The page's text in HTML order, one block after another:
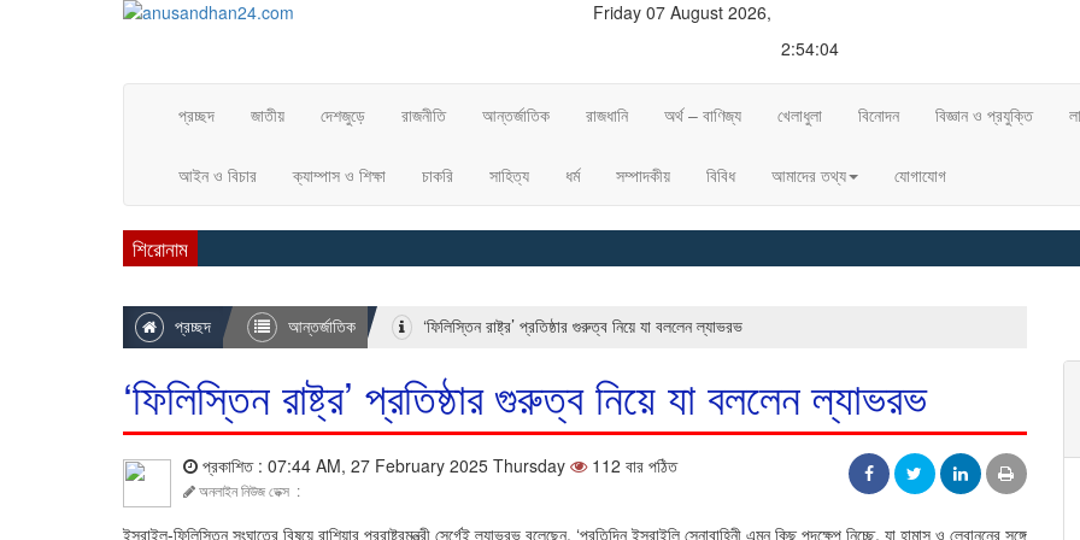
Friday 07 August 2026,
2:54:05
প্রচ্ছদ জাতীয় দেশজুড়ে রাজনীতি আন্তর্জাতিক রাজধানি অর্থ – বাণিজ্য খেলাধুলা বিনোদন বিজ্ঞান ও প্রযুক্তি
আইন ও বিচার ক্যাম্পাস ও শিক্ষা চাকরি সাহিত্য ধর্ম সম্পাদকীয় বিবিধ আমাদের তথ্য যোগাযোগ
শিরোনাম ◈
প্রচ্ছদ আন্তর্জাতিক ‘ফিলিস্তিন রাষ্ট্র’ প্রতিষ্ঠার গুরুত্ব নিয়ে যা বললেন ল্যাভরভ
‘ফিলিস্তিন রাষ্ট্র’ প্রতিষ্ঠার গুরুত্ব নিয়ে যা বললেন ল্যাভরভ
প্রকাশিত : 07:44 AM, 27 February 2025 Thursday 112 বার পঠিত
অনলাইন নিউজ ডেক্স :
ইসরাইল-ফিলিস্তিন সংঘাতের বিষয়ে রাশিয়ার পররাষ্ট্রমন্ত্রী সের্গেই ল্যাভরভ বলেছেন, ‘প্রতিদিন ইসরাইলি সেনাবাহিনী এমন কিছু পদক্ষেপ নিচ্ছে, যা হামাস ও লেবাননের সঙ্গে